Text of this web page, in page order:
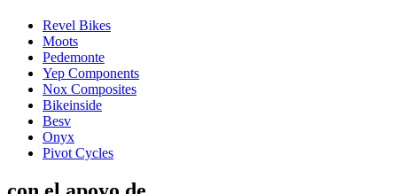
Revel Bikes
Moots
Pedemonte
Yep Components
Nox Composites
Bikeinside
Besv
Onyx
Pivot Cycles